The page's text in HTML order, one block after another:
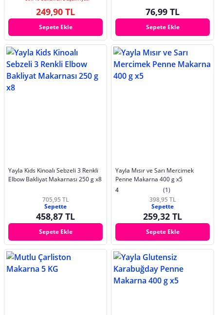
249,90 TL
Sepete Ekle
76,99 TL
Sepete Ekle
Yayla Kids Kinoalı Sebzeli 3 Renkli
Elbow Bakliyat Makarnası 250 g x8
705,95 TL
Sepette
458,87 TL
Sepete Ekle
Yayla Mısır ve Sarı Mercimek
Penne Makarna 400 g x5
4
(1)
398,95 TL
Sepette
259,32 TL
Sepete Ekle